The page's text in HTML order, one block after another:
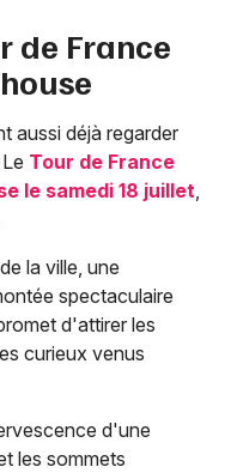
de France
aussi déjà regarder
Tour de France
le samedi 18 juillet,
la ville, une
spectaculaire
d'attirer les
curieux venus
d'une
les sommets